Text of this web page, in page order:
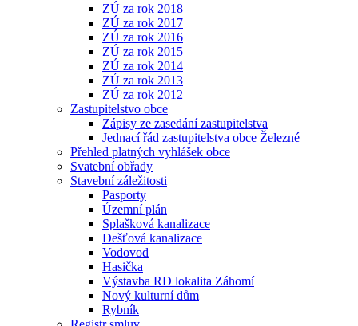
ZÚ za rok 2018
ZÚ za rok 2017
ZÚ za rok 2016
ZÚ za rok 2015
ZÚ za rok 2014
ZÚ za rok 2013
ZÚ za rok 2012
Zastupitelstvo obce
Zápisy ze zasedání zastupitelstva
Jednací řád zastupitelstva obce Železné
Přehled platných vyhlášek obce
Svatební obřady
Stavební záležitosti
Pasporty
Územní plán
Splašková kanalizace
Dešťová kanalizace
Vodovod
Hasička
Výstavba RD lokalita Záhomí
Nový kulturní dům
Rybník